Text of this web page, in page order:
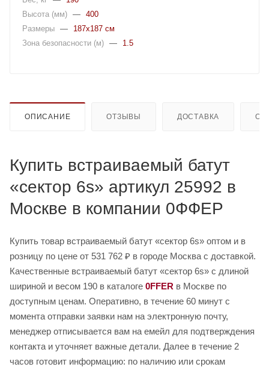
Высота (мм) — 400
Размеры —
187х187 см
Зона безопасности (м) — 1.5
ОПИСАНИЕ ОТЗЫВЫ ДОСТАВКА
Купить встраиваемый батут
«сектор 6s» артикул 25992 в
Москве в компании 0ФФЕР
Купить товар встраиваемый батут «сектор 6s» оптом и в
розницу по цене от 531 762 ₽ в городе Москва с доставкой.
Качественные встраиваемый батут «сектор 6s» с длиной
шириной и весом 190 в каталоге 0FFER в Москве по
доступным ценам. Оперативно, в течение 60 минут с
момента отправки заявки нам на электронную почту,
менеджер отписывается вам на емейл для подтверждения
контакта и уточняет важные детали. Далее в течение 2
часов готовит информацию: по наличию или срокам